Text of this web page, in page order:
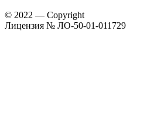
© 2022 — Copyright
Лицензия № ЛО-50-01-011729